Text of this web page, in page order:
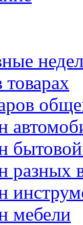
разных
мебели